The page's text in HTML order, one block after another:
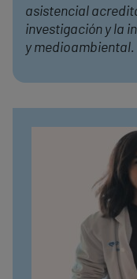
asistencial
investigación y la
y medioambiental.